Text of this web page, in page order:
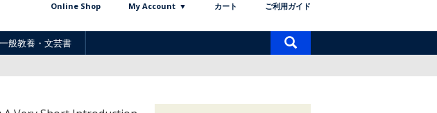
Online Shop My Account カート ご利用ガイド
一般教養・文芸書
索